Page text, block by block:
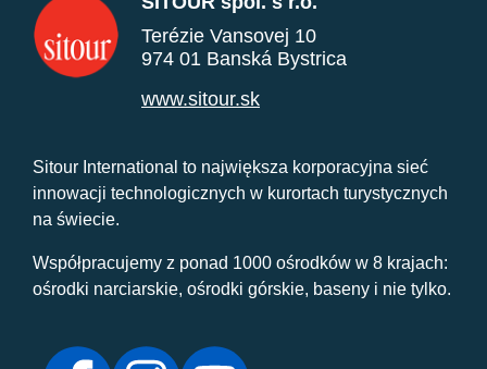
Terézie Vansovej 10
974 01 Banská Bystrica
www.sitour.sk
Sitour International to największa korporacyjna sieć
innowacji technologicznych w kurortach turystycznych
na świecie.
Współpracujemy z ponad 1000 ośrodków w 8 krajach:
ośrodki narciarskie, ośrodki górskie, baseny i nie tylko.